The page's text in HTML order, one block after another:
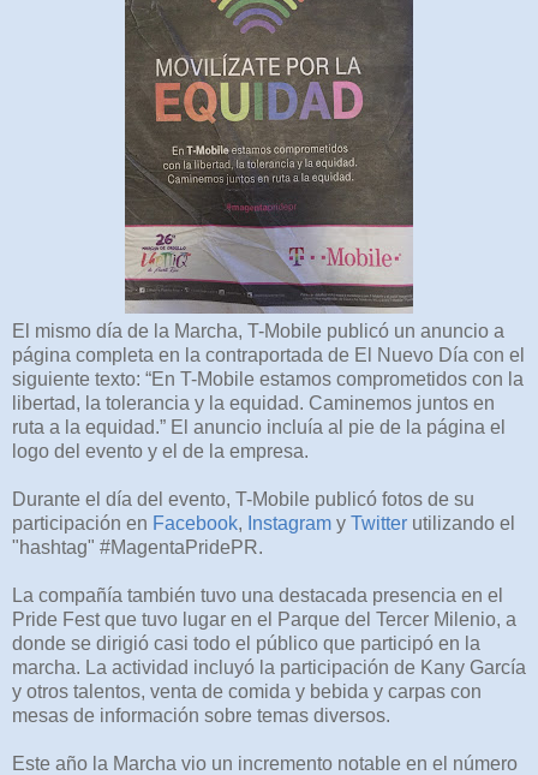
El mismo día de la Marcha, T-Mobile publicó un anuncio a
página completa en la contraportada de El Nuevo Día con el
siguiente texto: “En T-Mobile estamos comprometidos con la
libertad, la tolerancia y la equidad. Caminemos juntos en
ruta a la equidad.” El anuncio incluía al pie de la página el
logo del evento y el de la empresa.
Durante el día del evento, T-Mobile publicó fotos de su
participación en Facebook, Instagram y Twitter utilizando el
"hashtag" #MagentaPridePR.
La compañía también tuvo una destacada presencia en el
Pride Fest que tuvo lugar en el Parque del Tercer Milenio, a
donde se dirigió casi todo el público que participó en la
marcha. La actividad incluyó la participación de Kany García
y otros talentos, venta de comida y bebida y carpas con
mesas de información sobre temas diversos.
Este año la Marcha vio un incremento notable en el número